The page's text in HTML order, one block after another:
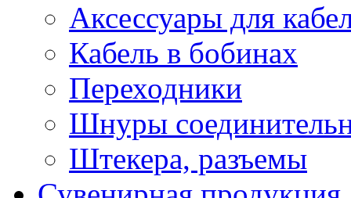
Аксессуары для
Кабель в бобинах
Переходники
Шнуры
Штекера, разъемы